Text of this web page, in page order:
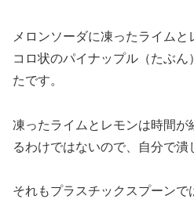
メロンソーダに凍ったライム
コロ状のパイナップル（たぶん
たです。
凍ったライムとレモンは時間が
るわけではないので、自分で潰
それもプラスチックスプーン